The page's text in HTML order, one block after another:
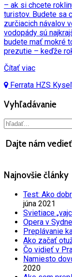
– ak si chcete
turistov. Budete sa
zurčiacich návalov
vodopády sú
budete mať mokré
prezutie – keďže
Čítať viac
Ferrata HZS
Vyhľadávanie
Dajte nám
Najnovšie články
Test: Ako
júna 2021
Svietiace
Opera v
Preplávanie
Ako začať
Čo vidieť v
Namiesto
2020